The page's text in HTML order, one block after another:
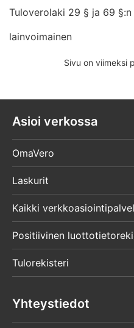
Tuloverolaki 29 § ja 69 §:n
lainvoimainen
Sivu on viimeksi
Asioi verkossa
OmaVero
Laskurit
Kaikki
Positiivinen
Tulorekisteri
Yhteystiedot